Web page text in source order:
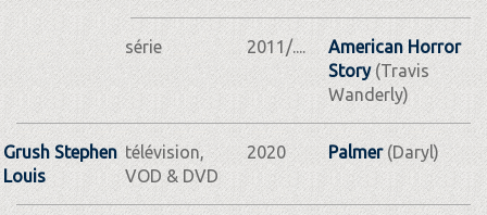
série 2011/....
American Horror
Story(Travis
Wanderly)
Grush Stephen
Louis
télévision,
VOD & DVD
2020 Palmer(Daryl)